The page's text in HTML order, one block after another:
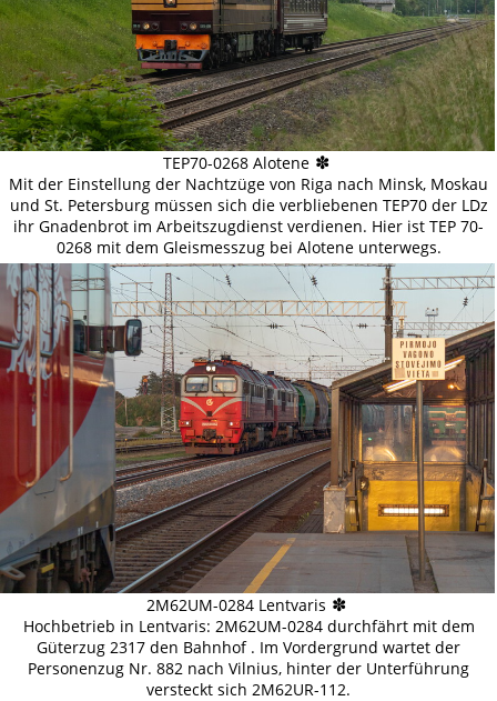
TEP70-0268 Alotene ✽
Mit der Einstellung der Nachtzüge von Riga nach Minsk, Moskau
und St. Petersburg müssen sich die verbliebenen TEP70 der LDz
ihr Gnadenbrot im Arbeitszugdienst verdienen. Hier ist TEP 70-
0268 mit dem Gleismesszug bei Alotene unterwegs.
2M62UM-0284 Lentvaris ✽
Hochbetrieb in Lentvaris: 2M62UM-0284 durchfährt mit dem
Güterzug 2317 den Bahnhof . Im Vordergrund wartet der
Personenzug Nr. 882 nach Vilnius, hinter der Unterführung
versteckt sich 2M62UR-112.